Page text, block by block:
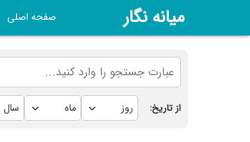
میانه نگار صفحه اصلی
از تاریخ: